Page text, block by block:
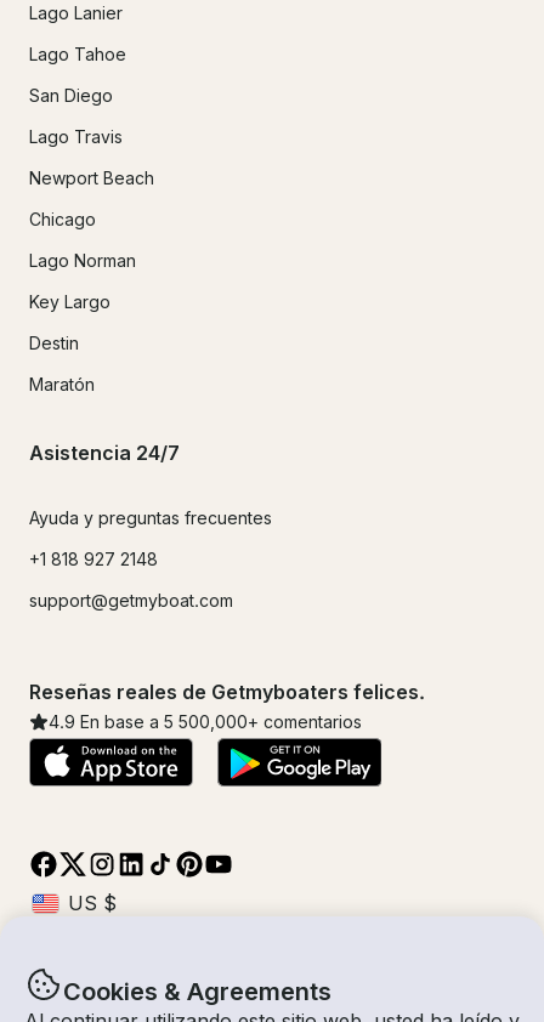
Cookies & Agreements
Lago Lanier
Lago Tahoe
San Diego
Lago Travis
Newport Beach
Chicago
Lago Norman
Key Largo
Destin
Maratón
Asistencia 24/7
Ayuda y preguntas frecuentes
+1 818 927 2148
support@getmyboat.com
Reseñas reales de Getmyboaters felices.
4.9 En base a 5 500,000+ comentarios
© Getmyboat 2026TérminosPrivacidad